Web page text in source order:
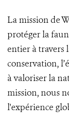
La mission de
protéger la
entier à travers
conservation,
à valoriser la
mission, nous
l'expérience